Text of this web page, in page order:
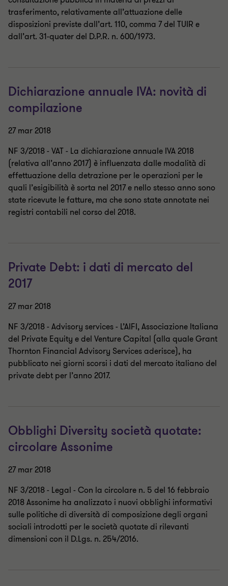
trasferimento, relativamente all’attuazione delle
disposizioni previste dall’art. 110, comma 7 del TUIR e
dall’art. 31-quater del D.P.R. n. 600/1973.
Dichiarazione annuale IVA: novità di
compilazione
27 mar 2018
NF 3/2018 - VAT - La dichiarazione annuale IVA 2018
(relativa all’anno 2017) è influenzata dalle modalità di
effettuazione della detrazione per le operazioni per le
quali l’esigibilità è sorta nel 2017 e nello stesso anno sono
state ricevute le fatture, ma che sono state annotate nei
registri contabili nel corso del 2018.
Private Debt: i dati di mercato del
2017
27 mar 2018
NF 3/2018 - Advisory services - L’AIFI, Associazione Italiana
del Private Equity e del Venture Capital (alla quale Grant
Thornton Financial Advisory Services aderisce), ha
pubblicato nei giorni scorsi i dati del mercato italiano del
private debt per l’anno 2017.
Obblighi Diversity società quotate:
circolare Assonime
27 mar 2018
NF 3/2018 - Legal - Con la circolare n. 5 del 16 febbraio
2018 Assonime ha analizzato i nuovi obblighi informativi
sulle politiche di diversità di composizione degli organi
sociali introdotti per le società quotate di rilevanti
dimensioni con il D.Lgs. n. 254/2016.